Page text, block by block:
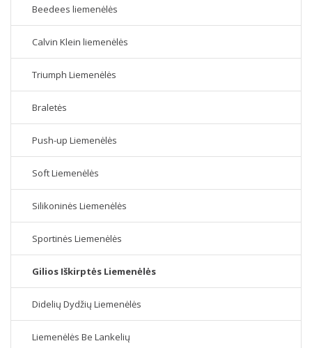
Beedees liemenėlės
Calvin Klein liemenėlės
Triumph Liemenėlės
Braletės
Push-up Liemenėlės
Soft Liemenėlės
Silikoninės Liemenėlės
Sportinės Liemenėlės
Gilios Iškirptės Liemenėlės
Didelių Dydžių Liemenėlės
Liemenėlės Be Lankelių